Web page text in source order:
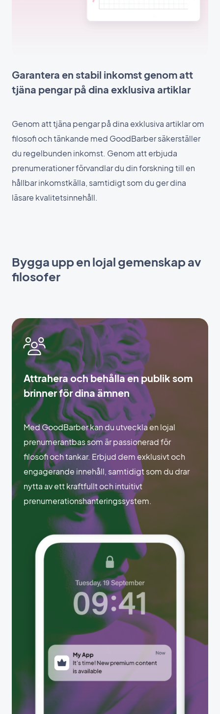
Garantera en stabil inkomst genom att
tjäna pengar på dina exklusiva artiklar
Genom att tjäna pengar på dina exklusiva artiklar om
filosofi och tänkande med GoodBarber säkerställer
du regelbunden inkomst. Genom att erbjuda
prenumerationer förvandlar du din forskning till en
hållbar inkomstkälla, samtidigt som du ger dina
läsare kvalitetsinnehåll.
Bygga upp en lojal gemenskap av
filosofer
Attrahera och behålla en publik som
brinner för dina ämnen
Med GoodBarber kan du utveckla en lojal
prenumerantbas som är passionerad för
filosofi och tankar. Erbjud dem exklusivt och
engagerande innehåll, samtidigt som du drar
nytta av ett kraftfullt och intuitivt
prenumerationshanteringssystem.